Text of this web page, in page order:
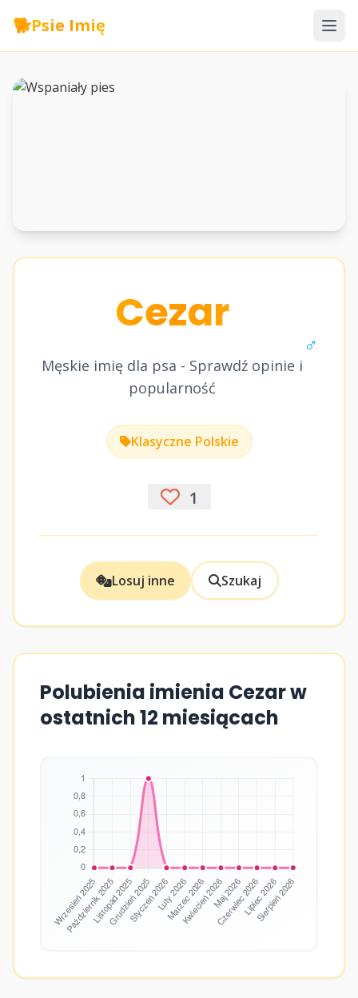
🐕Psie Imię
Cezar
Męskie imię dla psa - Sprawdź opinie i
popularność
♂
Klasyczne Polskie
1
Losuj inne Szukaj
Polubienia imienia Cezar w
ostatnich 12 miesiącach